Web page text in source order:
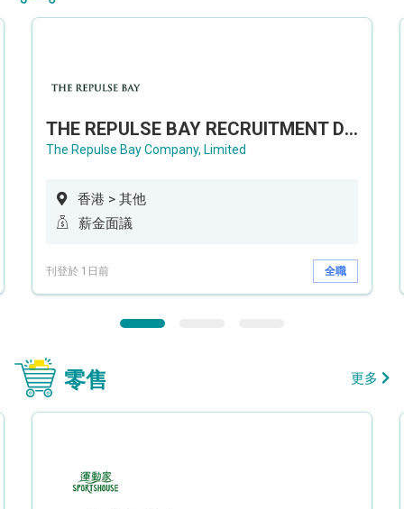
THE REPULSE BAY RECRUITMENT DAY 淺水灣影灣園人才招聘會
The Repulse Bay Company, Limited
香港 > 其他
薪金面議
刊登於 1日前 全職
零售 更多